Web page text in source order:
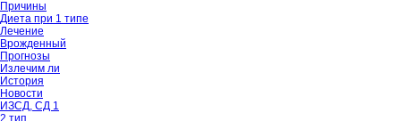
Причины
Диета при 1 типе
Лечение
Врожденный
Прогнозы
Излечим ли
История
Новости
ИЗСД, СД 1
2 тип